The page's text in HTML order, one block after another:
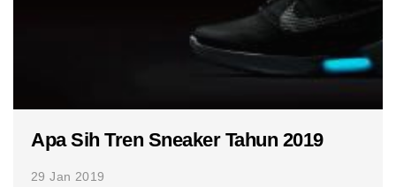
Apa Sih Tren Sneaker Tahun 2019
29 Jan 2019